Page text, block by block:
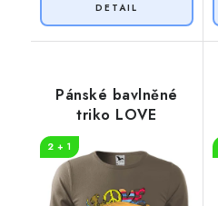
Pánské bavlněné
triko LOVE
2 + 1